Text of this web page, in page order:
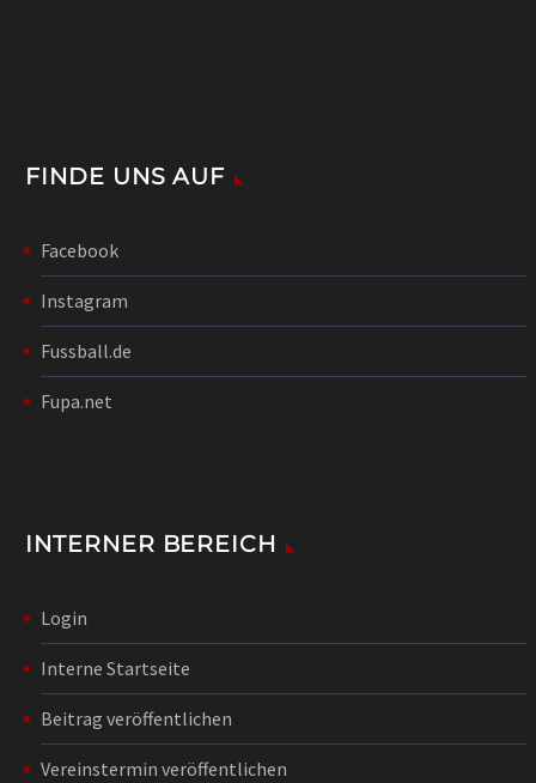
FINDE UNS AUF
Facebook
Instagram
Fussball.de
Fupa.net
INTERNER BEREICH
Login
Interne Startseite
Beitrag veröffentlichen
Vereinstermin veröffentlichen